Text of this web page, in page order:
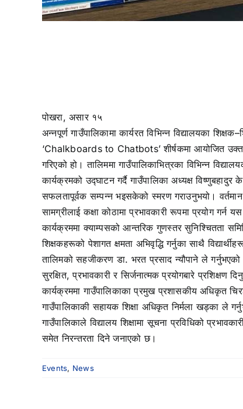
पोखरा, असार १५
अन्नपूर्ण गाउँपालिकामा कार्यरत विभिन्न विद्यालयका
‘Chalkboards to Chatbots’ शीर्षकमा आयोजित उक्त
गरिएको हो। तालिममा गाउँपालिकाभित्रका विभिन्न
कार्यक्रमको उद्घाटन गर्दै गाउँपालिका अध्यक्ष
सफलतापूर्वक सम्पन्न भइसकेको स्मरण गराउनुभयो।
सामग्रीलाई कक्षा कोठामा प्रभावकारी रूपमा प्रयोग गर्न यस
कार्यक्रममा क्याम्पसको आन्तरिक गुणस्तर सुनिश्चितता
शिक्षकहरूको पेशागत क्षमता अभिवृद्धि गर्नुका साथै
तालिमको सहजीकरण डा. भरत प्रसाद न्यौपाने ले गर्नुभएको
सुरक्षित, प्रभावकारी र सिर्जनात्मक प्रयोगबारे प्रशिक्षण
कार्यक्रममा गाउँपालिकाका प्रमुख प्रशासकीय अधिकृत
गाउँपालिकाकी सहायक शिक्षा अधिकृत निर्मला खड्का ले
गाउँपालिकाले विद्यालय शिक्षामा सूचना प्रविधिको
समेत निरन्तरता दिने जनाएको छ।
Events, News